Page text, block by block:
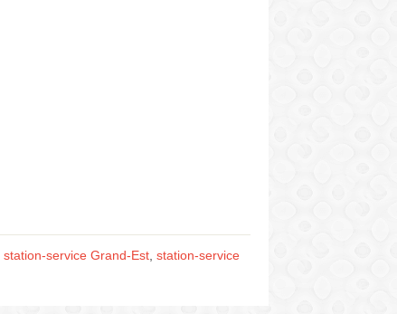
station-service Grand-Est station-service